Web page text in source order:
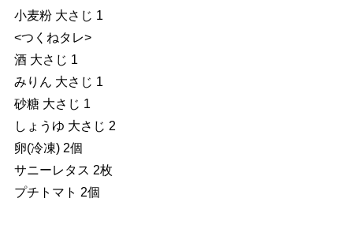
小麦粉 大さじ 1
<つくねタレ>
酒 大さじ 1
みりん 大さじ 1
砂糖 大さじ 1
しょうゆ 大さじ 2
卵(冷凍) 2個
サニーレタス 2枚
プチトマト 2個